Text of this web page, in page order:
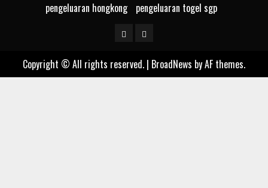
pengeluaran hongkong pengeluaran togel sgp
pengeluaran
pengeluaran
sgp
Copyright © All rights reserved. | BroadNews by AF themes.